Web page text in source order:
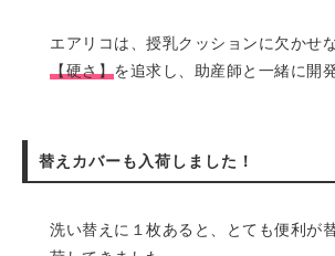
エアリコは、授乳クッションに欠かせ
【硬さ】を追求し、助産師と一緒に開
替えカバーも入荷しました！
洗い替えに１枚あると、とても便利が